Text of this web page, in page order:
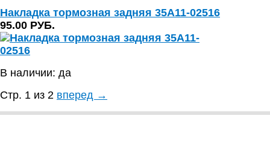
Накладка тормозная задняя 35А11-02516
95.00 РУБ.
В наличии: да
Стр. 1 из 2 вперед →